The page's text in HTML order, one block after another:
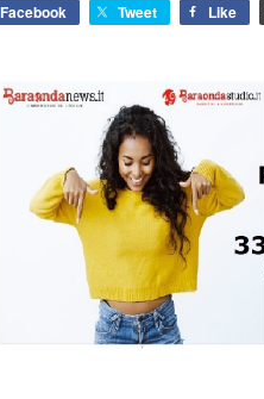
Facebook Tweet Like